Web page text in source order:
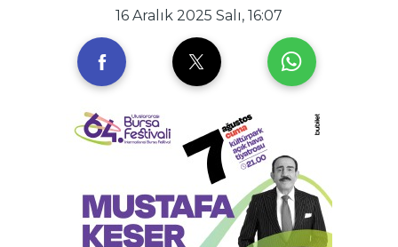
16 Aralık 2025 Salı, 16:07